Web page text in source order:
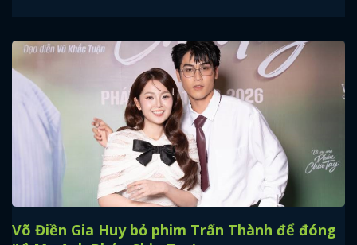
Võ Điền Gia Huy bỏ phim Trấn Thành để đóng